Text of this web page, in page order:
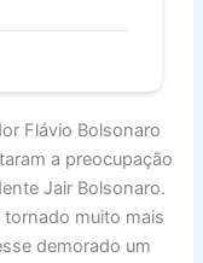
Flávio Bolsonaro
a preocupação
Jair Bolsonaro.
tornado muito mais
demorado um